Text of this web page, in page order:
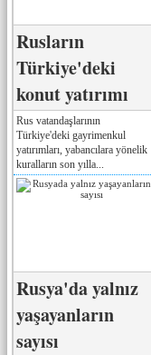
Rusların
Türkiye'deki
konut yatırımı
Rus vatandaşlarının
Türkiye'deki gayrimenkul
yatırımları, yabancılara yönelik
kuralların son yılla...
Rusya'da yalnız
yaşayanların
sayısı